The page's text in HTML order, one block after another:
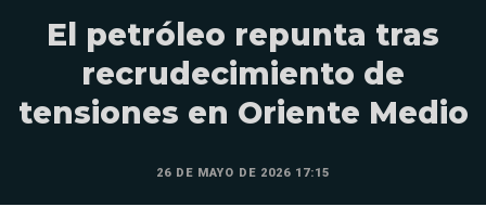
El petróleo repunta tras
recrudecimiento de
tensiones en Oriente Medio
26 DE MAYO DE 2026 17:15